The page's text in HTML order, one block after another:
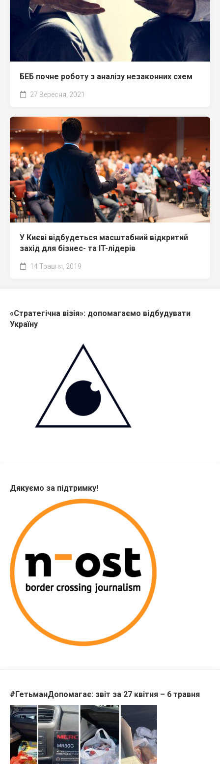
БЕБ почне роботу з аналізу незаконних схем
27 Вересня, 2021
У Києві відбудеться масштабний відкритий
захід для бізнес- та IT-лідерів
14 Травня, 2019
«Стратегічна візія»: допомагаємо відбудувати
Україну
Дякуємо за підтримку!
#ГетьманДопомагає: звіт за 27 квітня – 6 травня